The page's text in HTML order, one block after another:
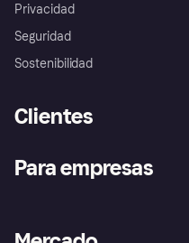
Privacidad
Seguridad
Sostenibilidad
Clientes
Inicio de sesión
Directorio de tiendas
Para empresas
Acceso empresas